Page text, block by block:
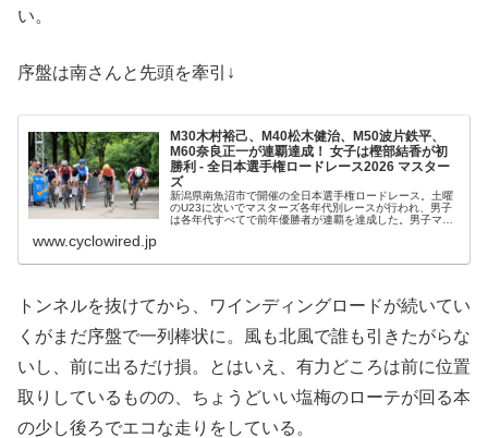
い。
序盤は南さんと先頭を牽引↓
M30木村裕己、M40松木健治、M50波片鉄平、
M60奈良正一が連覇達成！ 女子は樫部結香が初
勝利 - 全日本選手権ロードレース2026 マスター
ズ
新潟県南魚沼市で開催の全日本選手権ロードレース。土曜
のU23に次いでマスターズ各年代別レースが行われ、男子
は各年代すべてで前年優勝者が連覇を達成した。男子マス
www.cyclowired.jp
トンネルを抜けてから、ワインディングロードが続いてい
くがまだ序盤で一列棒状に。風も北風で誰も引きたがらな
いし、前に出るだけ損。とはいえ、有力どころは前に位置
取りしているものの、ちょうどいい塩梅のローテが回る本
の少し後ろでエコな走りをしている。